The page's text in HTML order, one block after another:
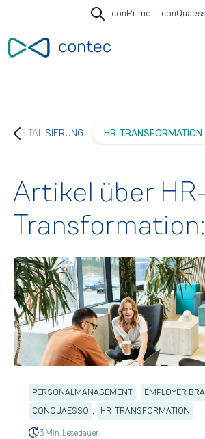
Open search
conPrimo
DIGITALISIERUNG HR-TRANSFORMATION
Artikel über
Transformation:
PERSONALMANAGEMENT , EMPLOYER
CONQUAESSO , HR-TRANSFORMATION
3 Min. Lesedauer.